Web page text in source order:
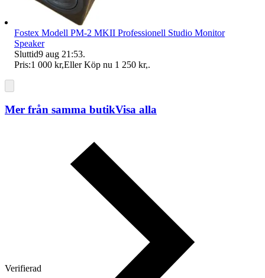
Verifierad
Fostex Modell PM-2 MKII Professionell Studio Monitor
Speaker
Sluttid9 aug 21:53.
Pris:1 000 kr,Eller Köp nu 1 250 kr,.
Mer från samma butikVisa alla